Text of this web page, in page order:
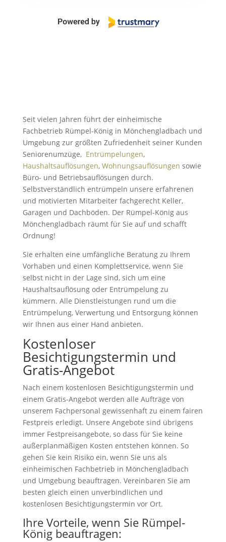
Seit vielen Jahren führt der einheimische
Fachbetrieb Rümpel-König in Mönchengladbach und
Umgebung zur größten Zufriedenheit seiner Kunden
Seniorenumzüge, Entrümpelungen,
Haushaltsauflösungen, Wohnungsauflösungen sowie
Büro- und Betriebsauflösungen durch.
Selbstverständlich entrümpeln unsere erfahrenen
und motivierten Mitarbeiter fachgerecht Keller,
Garagen und Dachböden. Der Rümpel-König aus
Mönchengladbach räumt für Sie auf und schafft
Ordnung!
Sie erhalten eine umfängliche Beratung zu Ihrem
Vorhaben und einen Komplettservice, wenn Sie
selbst nicht in der Lage sind, sich um eine
Haushaltsauflösung oder Entrümpelung zu
kümmern. Alle Dienstleistungen rund um die
Entrümpelung, Verwertung und Entsorgung können
wir Ihnen aus einer Hand anbieten.
Kostenloser
Besichtigungstermin und
Gratis-Angebot
Nach einem kostenlosen Besichtigungstermin und
einem Gratis-Angebot werden alle Aufträge von
unserem Fachpersonal gewissenhaft zu einem fairen
Festpreis erledigt. Unsere Angebote sind übrigens
immer Festpreisangebote, so dass für Sie keine
außerplanmäßigen Kosten entstehen können. So
gehen Sie kein Risiko ein, wenn Sie uns als
einheimischen Fachbetrieb in Mönchengladbach
und Umgebung beauftragen. Vereinbaren Sie am
besten gleich einen unverbindlichen und
kostenlosen Besichtigungstermin vor Ort.
Ihre Vorteile, wenn Sie Rümpel-
König beauftragen: